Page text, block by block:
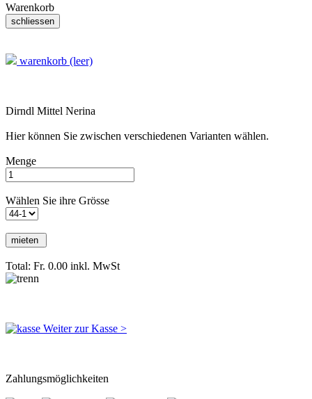
Warenkorb
warenkorb (leer)
Dirndl Mittel Nerina
Hier können Sie zwischen verschiedenen Varianten wählen.
Menge
Wählen Sie ihre Grösse
Total: Fr. 0.00 inkl. MwSt
Weiter zur Kasse >
Zahlungsmöglichkeiten